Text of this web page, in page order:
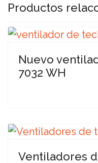
Productos
Nuevo
7032 WH
Ventiladores